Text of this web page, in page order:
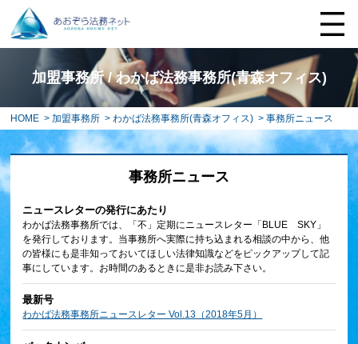
加盟事務所 / わかば法務事務所(青森オフィス)
HOME >加盟事務所 >わかば法務事務所(青森オフィス) > 事務所ニュース
事務所ニュース
ニュースレターの発行にあたり
わかば法務事務所では、「不」定期にニュースレター「BLUE SKY」
を発行しております。当事務所へ実際に持ち込まれる相談の中から、他
の皆様にも是非知っておいてほしい法律知識などをピックアップして記
事にしています。お時間のあるときに是非お読み下さい。
最新号
わかば法務事務所ニュースレター Vol.13（2018年5月）